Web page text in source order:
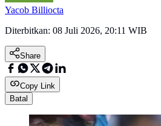
Yacob Billiocta
Diterbitkan: 08 Juli 2026, 20:11 WIB
Share
Copy Link
Batal